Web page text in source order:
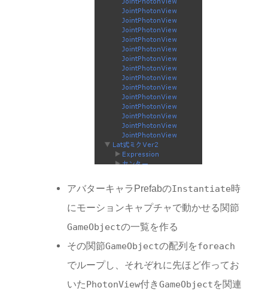
アバターキャラPrefabのInstantiate時
にモーションキャプチャで動かせる関節
GameObjectの一覧を作る
その関節GameObjectの配列をforeach
でループし、それぞれに先ほど作ってお
いたPhotonView付きGameObjectを関連